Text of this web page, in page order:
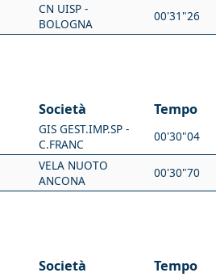
CN UISP -
BOLOGNA
00'31"26
Società Tempo
GIS GEST.IMP.SP -
C.FRANC
00'30"04
VELA NUOTO
ANCONA
00'30"70
Società Tempo